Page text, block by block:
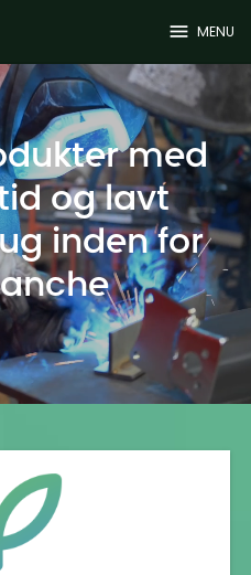
menu MENU
med
og lavt
inden for